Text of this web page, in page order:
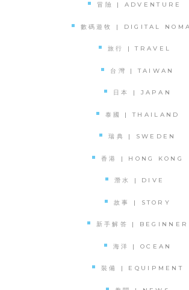
冒險 | ADVENTURE
數碼遊牧 | DIGITAL
旅行 | TRAVEL
台灣 | TAIWAN
日本 | JAPAN
泰國 | THAILAND
瑞典 | SWEDEN
香港 | HONG KONG
潛水 | DIVE
故事 | STORY
新手解答 | BEGINNER
海洋 | OCEAN
裝備 | EQUIPMENT